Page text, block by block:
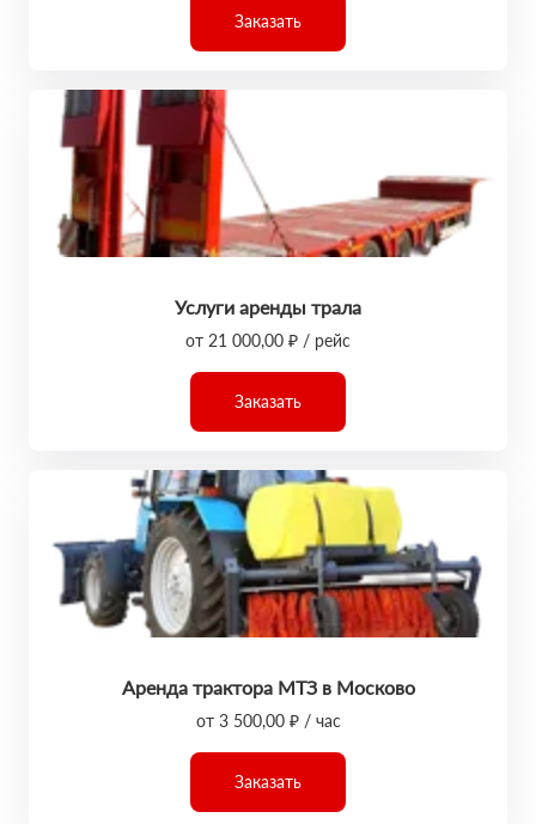
Заказать
Услуги аренды трала
от 21 000,00 ₽ / рейс
Заказать
Аренда трактора МТЗ в Москово
от 3 500,00 ₽ / час
Заказать